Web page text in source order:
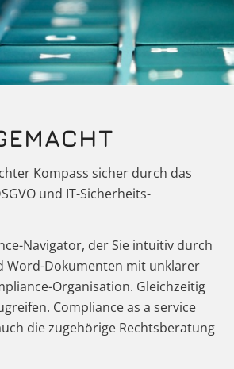
Kompass sicher durch das
und IT-Sicherheits-
Navigator, der Sie intuitiv durch
Word-Dokumenten mit unklarer
Organisation. Gleichzeitig
Compliance as a service
die zugehörige Rechtsberatung